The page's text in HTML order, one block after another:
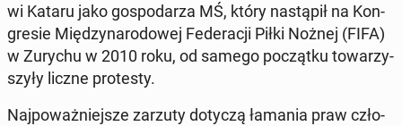
wi Kataru jako go­spo­da­rza MŚ, który na­stą­pił na Kon­
gre­sie Mię­dzy­na­ro­do­wej Fe­de­ra­cji Piłki Nożnej (FIFA)
w Zurychu w 2010 roku, od samego po­cząt­ku to­wa­rzy­
szy­ły liczne pro­te­sty.
Naj­po­waż­niej­sze zarzuty dotyczą łamania praw czło­